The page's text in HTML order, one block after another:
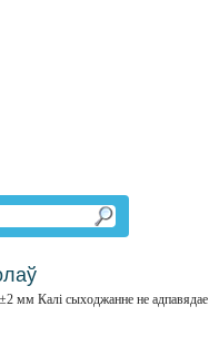
мм Калі сыходжанне не адпавядае